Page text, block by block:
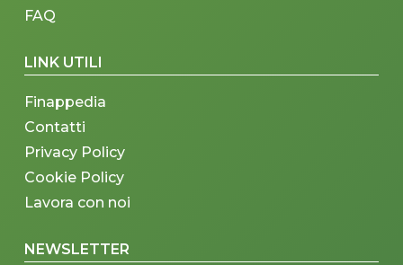
FAQ
LINK UTILI
Finappedia
Contatti
Privacy Policy
Cookie Policy
Lavora con noi
NEWSLETTER